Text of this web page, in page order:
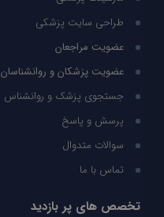
طراحی سایت پزشکی
عضویت مراجعان
عضویت پزشکان و روانشناسان
جستجوی پزشک و روانشناس
پرسش و پاسخ
سوالات متدوال
تماس با ما
تخصص های پر بازدید